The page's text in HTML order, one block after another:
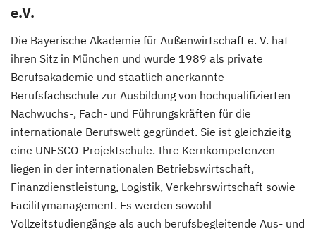
e.V.
Die Bayerische Akademie für Außenwirtschaft e. V. hat
ihren Sitz in München und wurde 1989 als private
Berufsakademie und staatlich anerkannte
Berufsfachschule zur Ausbildung von hochqualifizierten
Nachwuchs-, Fach- und Führungskräften für die
internationale Berufswelt gegründet. Sie ist gleichzieitg
eine UNESCO-Projektschule. Ihre Kernkompetenzen
liegen in der internationalen Betriebswirtschaft,
Finanzdienstleistung, Logistik, Verkehrswirtschaft sowie
Facilitymanagement. Es werden sowohl
Vollzeitstudiengänge als auch berufsbegleitende Aus- und